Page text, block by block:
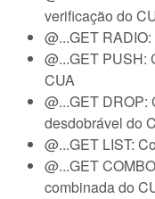
verificação do
@...GET
@...GET PUSH:
CUA
@...GET DROP:
desdobrável do
@...GET LIST:
@...GET
combinada do